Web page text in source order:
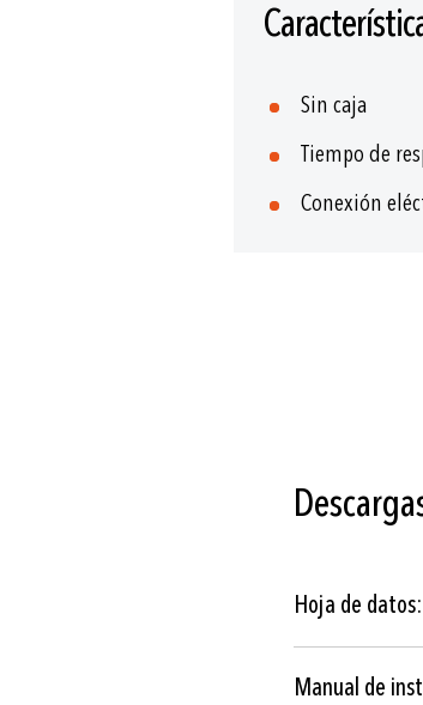
Sin caja
Tiempo de
Conexión
Hoja de datos:
Manual de